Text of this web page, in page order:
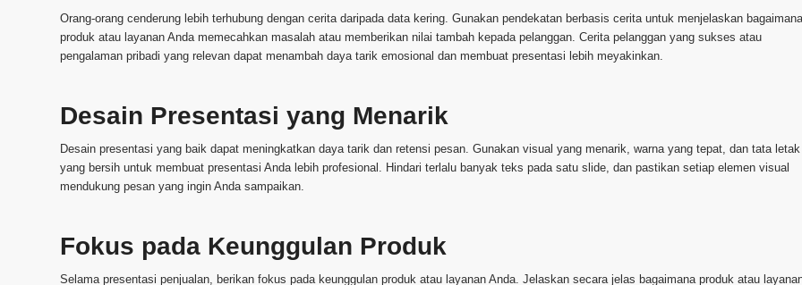
Orang-orang cenderung lebih terhubung dengan cerita daripada data kering. Gunakan pendekatan berbasis cerita untuk menjelaskan bagaimana
produk atau layanan Anda memecahkan masalah atau memberikan nilai tambah kepada pelanggan. Cerita pelanggan yang sukses atau
pengalaman pribadi yang relevan dapat menambah daya tarik emosional dan membuat presentasi lebih meyakinkan.
Desain Presentasi yang Menarik
Desain presentasi yang baik dapat meningkatkan daya tarik dan retensi pesan. Gunakan visual yang menarik, warna yang tepat, dan tata letak
yang bersih untuk membuat presentasi Anda lebih profesional. Hindari terlalu banyak teks pada satu slide, dan pastikan setiap elemen visual
mendukung pesan yang ingin Anda sampaikan.
Fokus pada Keunggulan Produk
Selama presentasi penjualan, berikan fokus pada keunggulan produk atau layanan Anda. Jelaskan secara jelas bagaimana produk atau